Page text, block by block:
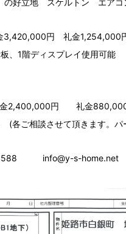
好立地 スケルトン エアコ
円 礼金1,254,000
1階ディスプレイ使用可能
2,400,000円 礼金880,000
相談させて頂きます。パー
8588 info@y-s-home.net